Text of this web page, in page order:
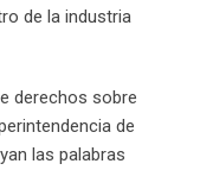
de la industria
derechos sobre
de
las palabras